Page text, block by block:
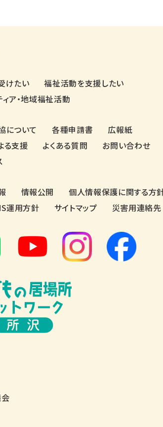
けたい
福祉活動を支援したい
ィア・地域福祉活動
について 各種申請書
広報紙
る支援
よくある質問
お問い合わせ
情報公開
個人情報保護に関する方
運用方針
サイトマップ 災害用連絡先